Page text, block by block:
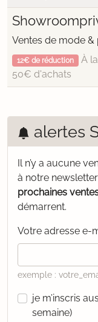
Ventes de mode
12€ de réduction À la
50€ d'achats
alertes
Il n’y a aucune
à notre
prochaines
démarrent.
Votre adresse e-
exemple :
je m’inscris
semaine)